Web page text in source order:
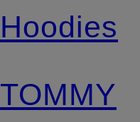
Hoodies
TOMMY